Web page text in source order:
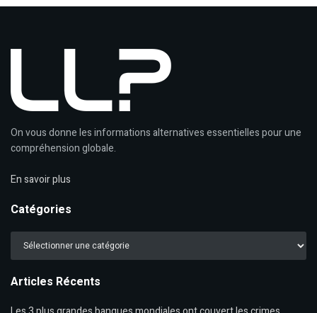
On vous donne les informations alternatives essentielles pour une
compréhension globale.
En savoir plus
Catégories
Catégories
Articles Récents